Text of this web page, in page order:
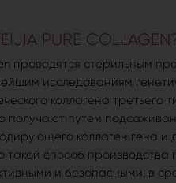
PURE
проводятся стерильным
исследованиям
коллагена третьего
получают путем
коллаген гена
такой способ
и безопасными, в